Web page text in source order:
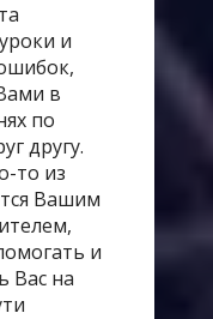
и
в
по
другу.
то из
Вашим
и
Вас на